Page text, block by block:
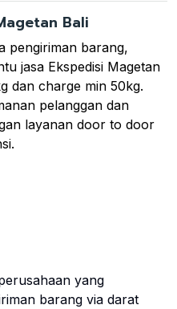
Bali
pengiriman barang,
jasa Ekspedisi Magetan
dan charge min 50kg.
pelanggan dan
layanan door to door
yang
barang via darat